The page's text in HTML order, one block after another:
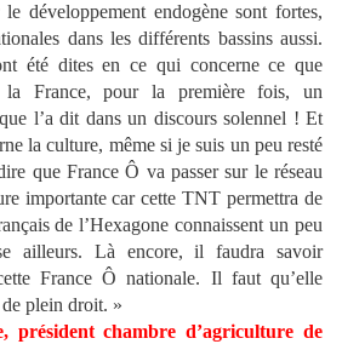
développement endogène sont fortes,
dans les différents bassins aussi.
été dites en ce qui concerne ce que
la France, pour la première fois, un
l’a dit dans un discours solennel ! Et
la culture, même si je suis un peu resté
que France Ô va passer sur le réseau
importante car cette TNT permettra de
de l’Hexagone connaissent un peu
ailleurs. Là encore, il faudra savoir
France Ô nationale. Il faut qu’elle
plein droit. »
président chambre d’agriculture de